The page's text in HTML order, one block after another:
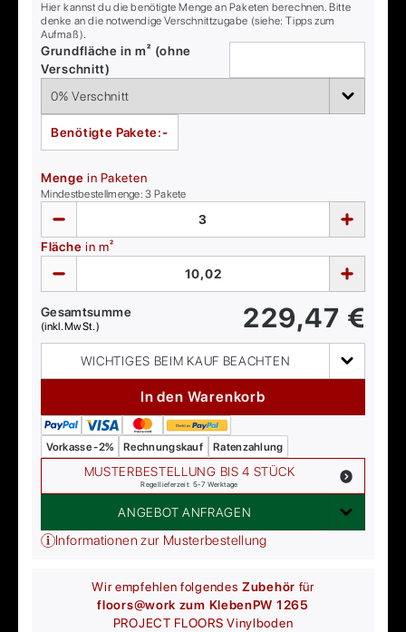
Hier kannst du die benötigte Menge an Paketen berechnen. Bitte
denke an die notwendige Verschnittzugabe (siehe: Tipps zum
Aufmaß).
Grundfläche in m² (ohne
Verschnitt)
Benötigte Pakete:-
Menge in Paketen
Mindestbestellmenge:3 Pakete
Fläche in m²
Gesamtsumme
(inkl. MwSt.) 229,47 €
WICHTIGES BEIM KAUF BEACHTEN
In den Warenkorb
Vorkasse -2% Rechnungskauf Ratenzahlung
MUSTERBESTELLUNG BIS 4 STÜCK
Regellieferzeit: 5-7 Werktage
ANGEBOT ANFRAGEN
Informationen zur Musterbestellung
Wir empfehlen folgendesZubehör für
floors@work zum KlebenPW 1265
PROJECT FLOORS Vinylboden